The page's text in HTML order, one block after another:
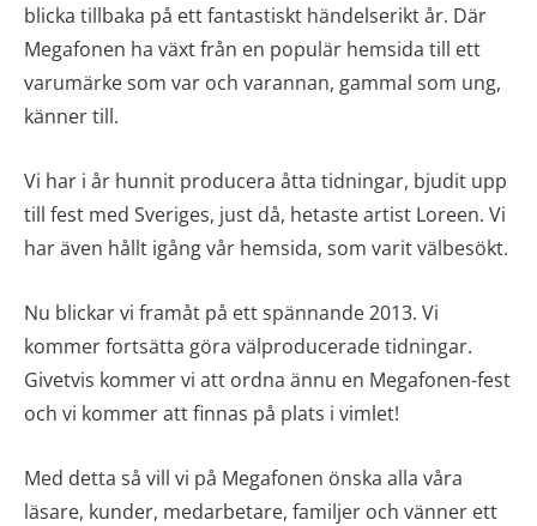
blicka tillbaka på ett fantastiskt händelserikt år. Där
Megafonen ha växt från en populär hemsida till ett
varumärke som var och varannan, gammal som ung,
känner till.
Vi har i år hunnit producera åtta tidningar, bjudit upp
till fest med Sveriges, just då, hetaste artist Loreen. Vi
har även hållt igång vår hemsida, som varit välbesökt.
Nu blickar vi framåt på ett spännande 2013. Vi
kommer fortsätta göra välproducerade tidningar.
Givetvis kommer vi att ordna ännu en Megafonen-fest
och vi kommer att finnas på plats i vimlet!
Med detta så vill vi på Megafonen önska alla våra
läsare, kunder, medarbetare, familjer och vänner ett